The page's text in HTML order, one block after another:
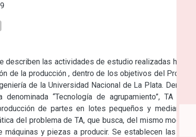
las actividades de estudio realizadas hasta el
de la producción , dentro de los objetivos del Programa
de la Universidad Nacional de La Plata. Dentro de
“Tecnología de agrupamiento”, TA (Group
de partes en lotes pequeños y medianos. El
del problema de TA, que busca, del mismo modo que
y piezas a producir. Se establecen las bases